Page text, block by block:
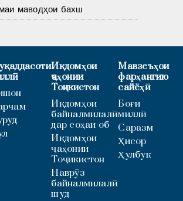
маводҳои бахш
Иқдомҳои
ҷаҳонии
Тоҷикистон
Иқдомҳои
байналмилалӣ
дар соҳаи об
Иқдомҳои
ҷаҳонии
Тоҷикистон
Наврӯз
байналмилалӣ
шуд
Мавзеъҳои
фарҳангию
сайёҳӣ
Боғи
миллӣ
Саразм
Ҳисор
Ҳулбук